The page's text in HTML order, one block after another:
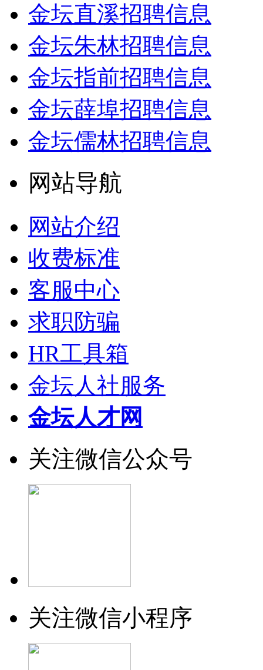
金坛直溪招聘信息
金坛朱林招聘信息
金坛指前招聘信息
金坛薛埠招聘信息
金坛儒林招聘信息
网站导航
网站介绍
收费标准
客服中心
求职防骗
HR工具箱
金坛人社服务
金坛人才网
关注微信公众号
关注微信小程序